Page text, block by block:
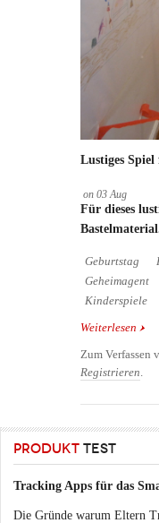
Lustiges
on 03 Aug
Für dieses
Geburtstag
Geheimagent
Kinderspiele
Weiterlesen
Zum Verfassen
Registrieren.
PRODUKT TEST
Tracking Apps für das
Die Gründe warum Eltern